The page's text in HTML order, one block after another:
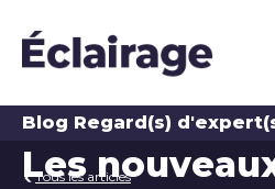
Blog Regard(s)
Tous les articles
Les